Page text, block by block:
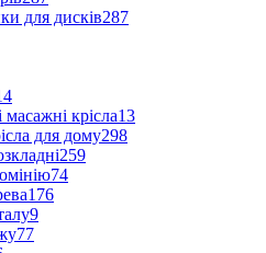
для дисків287
крісла13
для дому298
259
74
176
9
77